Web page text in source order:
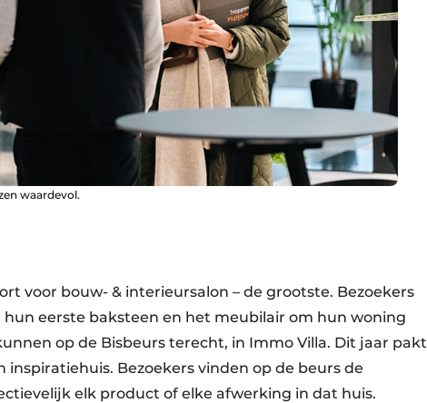
waardevol.
voor bouw- & interieursalon – de grootste. Bezoekers
eerste baksteen en het meubilair om hun woning
op de Bisbeurs terecht, in Immo Villa. Dit jaar pakt
Bezoekers vinden op de beurs de
elk product of elke afwerking in dat huis.